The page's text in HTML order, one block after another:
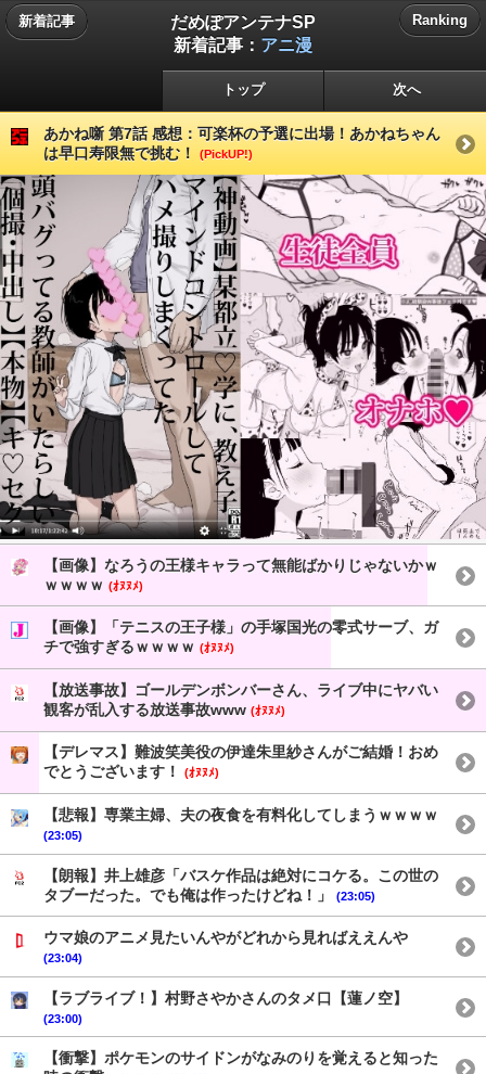
新着記事
だめぽアンテナSP
新着記事： アニ漫
Ranking
トップ 次へ
あかね噺 第7話 感想：可楽杯の予選に出場！あかねちゃん
は早口寿限無で挑む！
(PickUP!)
【画像】なろうの王様キャラって無能ばかりじゃないかｗ
ｗｗｗｗ (ｵﾇﾇﾒ)
【画像】「テニスの王子様」の手塚国光の零式サーブ、ガ
チで強すぎるｗｗｗｗ (ｵﾇﾇﾒ)
【放送事故】ゴールデンボンバーさん、ライブ中にヤバい
観客が乱入する放送事故www (ｵﾇﾇﾒ)
【デレマス】難波笑美役の伊達朱里紗さんがご結婚！おめ
でとうございます！
(ｵﾇﾇﾒ)
【悲報】専業主婦、夫の夜食を有料化してしまうｗｗｗｗ
(23:05)
【朗報】井上雄彦「バスケ作品は絶対にコケる。この世の
タブーだった。でも俺は作ったけどね！」
(23:05)
ウマ娘のアニメ見たいんやがどれから見ればええんや
(23:04)
【ラブライブ！】村野さやかさんのタメ口【蓮ノ空】
(23:00)
【衝撃】ポケモンのサイドンがなみのりを覚えると知った